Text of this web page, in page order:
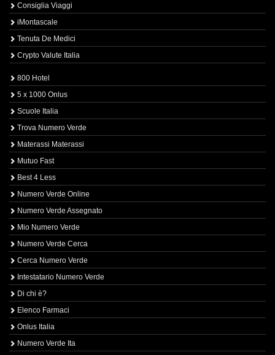
Consiglia Viaggi
iMontascale
Tenuta De Medici
Crypto Valute Italia
800 Hotel
5 x 1000 Onlus
Scuole Italia
Trova Numero Verde
Materassi Materassi
Mutuo Fast
Best 4 Less
Numero Verde Online
Numero Verde Assegnato
Mio Numero Verde
Numero Verde Cerca
Cerca Numero Verde
Intestatario Numero Verde
Di chi è?
Elenco Farmaci
Onlus Italia
Numero Verde Ita